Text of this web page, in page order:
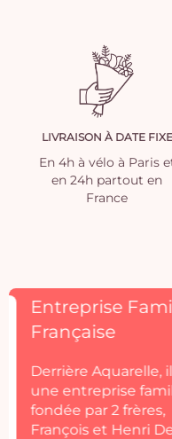
LIVRAISON À DATE FIXE
En 4h à vélo à Paris
en 24h partout en
France